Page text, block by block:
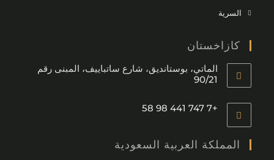
السرية
كازاخستان
الماتي، بوستانديق، شارع ساتباييف، المبنى رقم
90/21
+7 747 441 98 58
المملكة العربية السعودية